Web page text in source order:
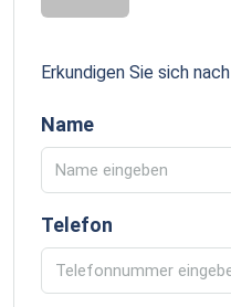
Erkundigen Sie sich
Name
Telefon